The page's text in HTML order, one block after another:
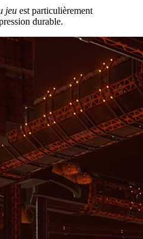
jeu est particulièrement
durable.